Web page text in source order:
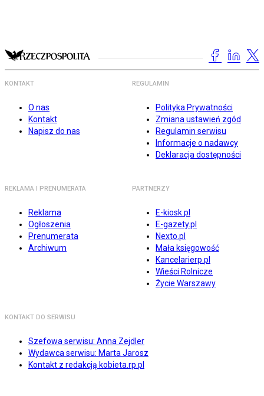
KONTAKT
O nas
Kontakt
Napisz do nas
REGULAMIN
Polityka Prywatności
Zmiana ustawień zgód
Regulamin serwisu
Informacje o nadawcy
Deklaracja dostępności
REKLAMA I PRENUMERATA
Reklama
Ogłoszenia
Prenumerata
Archiwum
PARTNERZY
E-kiosk.pl
E-gazety.pl
Nexto.pl
Mała księgowość
Kancelarierp.pl
Wieści Rolnicze
Życie Warszawy
KONTAKT DO SERWISU
Szefowa serwisu: Anna Zejdler
Wydawca serwisu: Marta Jarosz
Kontakt z redakcją kobieta.rp.pl